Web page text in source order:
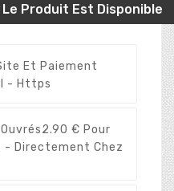
Produit Est Disponible
Et Paiement
- Https
2.90 € Pour
- Directement Chez